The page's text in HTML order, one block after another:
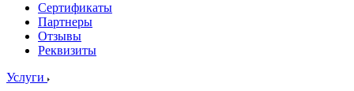
Сертификаты
Партнеры
Отзывы
Реквизиты
Услуги